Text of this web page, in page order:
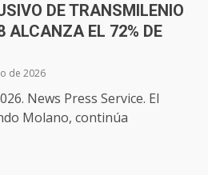
DE TRANSMILENIO
ALCANZA EL 72% DE
de 2026
News Press Service. El
Molano, continúa